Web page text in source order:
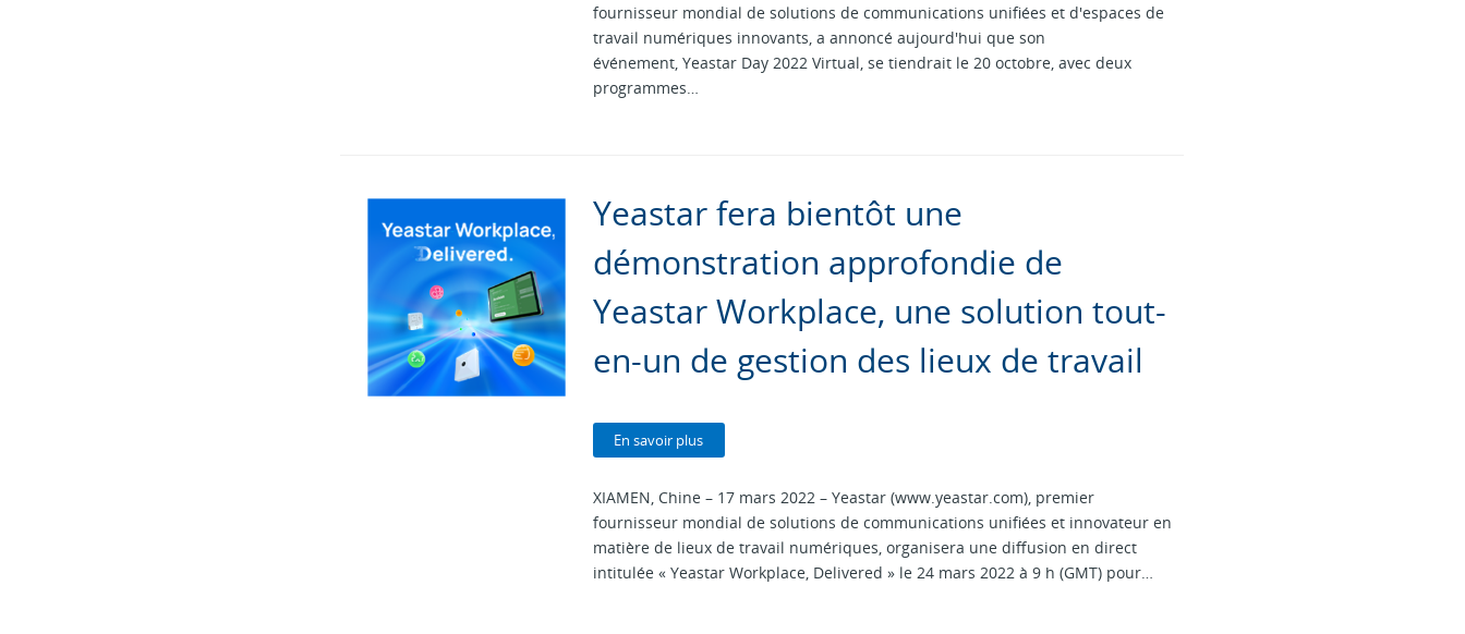
fournisseur mondial de solutions de communications unifiées et d'espaces de
travail numériques innovants, a annoncé aujourd'hui que son
événement, Yeastar Day 2022 Virtual, se tiendrait le 20 octobre, avec deux
programmes…
Yeastar fera bientôt une
démonstration approfondie de
Yeastar Workplace, une solution tout-
en-un de gestion des lieux de travail
En savoir plus
XIAMEN, Chine – 17 mars 2022 – Yeastar (www.yeastar.com), premier
fournisseur mondial de solutions de communications unifiées et innovateur en
matière de lieux de travail numériques, organisera une diffusion en direct
intitulée « Yeastar Workplace, Delivered » le 24 mars 2022 à 9 h (GMT) pour…